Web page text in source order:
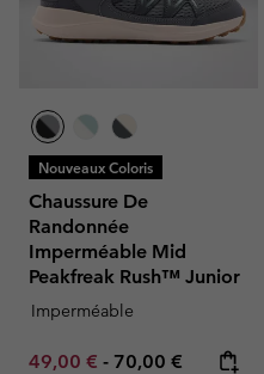
Nouveaux Coloris
Chaussure De
Randonnée
Imperméable Mid
Peakfreak Rush™ Junior
Imperméable
Minimum sale price:
49,00 € - Maximum price:
70,00 €